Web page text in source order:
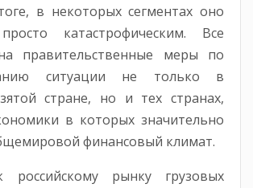
в некоторых сегментах оно
катастрофическим. Все
правительственные меры по
ситуации не только в
стране, но и тех странах,
в которых значительно
финансовый климат.
российскому рынку грузовых